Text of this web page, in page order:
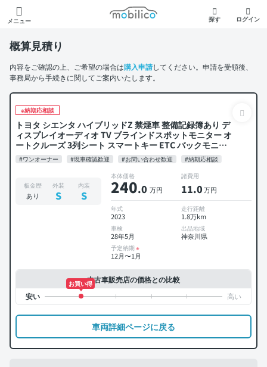
メニュー
モビリコ
探す ログイン
概算見積り
内容をご確認の上、ご希望の場合は購入申請してください。申請を受領後、
事務局から手続きに関してご案内いたします。
※納期応相談
トヨタ シエンタ ハイブリッドZ 禁煙車 整備記録簿あり デ
ィスプレイオーディオ TV ブラインドスポットモニター オ
ートクルーズ 3列シート スマートキー ETC バックモニタ
ー 全方位カメラ ドライブレコーダー 衝突軽減 両側電動ス
ライドドア 7人乗り
#ワンオーナー #現車確認歓迎 #お問い合わせ歓迎 #納期応相談
板金歴
あり
外装
S
内装
S
本体価格
240.0 万円
諸費用
11.0万円
年式
2023
走行距離
1.8万km
車検
28年5月
出品地域
神奈川県
予定納期 ※
12月〜1月
中古車販売店の価格との比較
お買い得
車両詳細ページに戻る